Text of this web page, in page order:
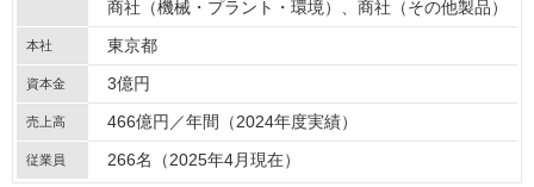
商社（機械・プラント・環境）
商社（その他製品）
本社 東京都
資本金 3億円
売上高 466億円／年間（2024年度実績）
従業員 266名（2025年4月現在）